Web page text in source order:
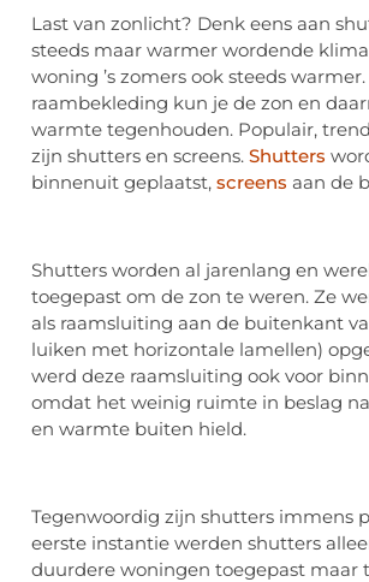
Last van zonlicht? Denk eens aan
steeds maar warmer wordende
woning ’s zomers ook steeds
raambekleding kun je de zon en
warmte tegenhouden. Populair,
zijn shutters en screens. Shutters
binnenuit geplaatst, screens aan de
Shutters worden al jarenlang en
toegepast om de zon te weren. Ze
als raamsluiting aan de buitenkant
luiken met horizontale lamellen)
werd deze raamsluiting ook voor
omdat het weinig ruimte in beslag
en warmte buiten hield.
Tegenwoordig zijn shutters immens
eerste instantie werden shutters
duurdere woningen toegepast maar